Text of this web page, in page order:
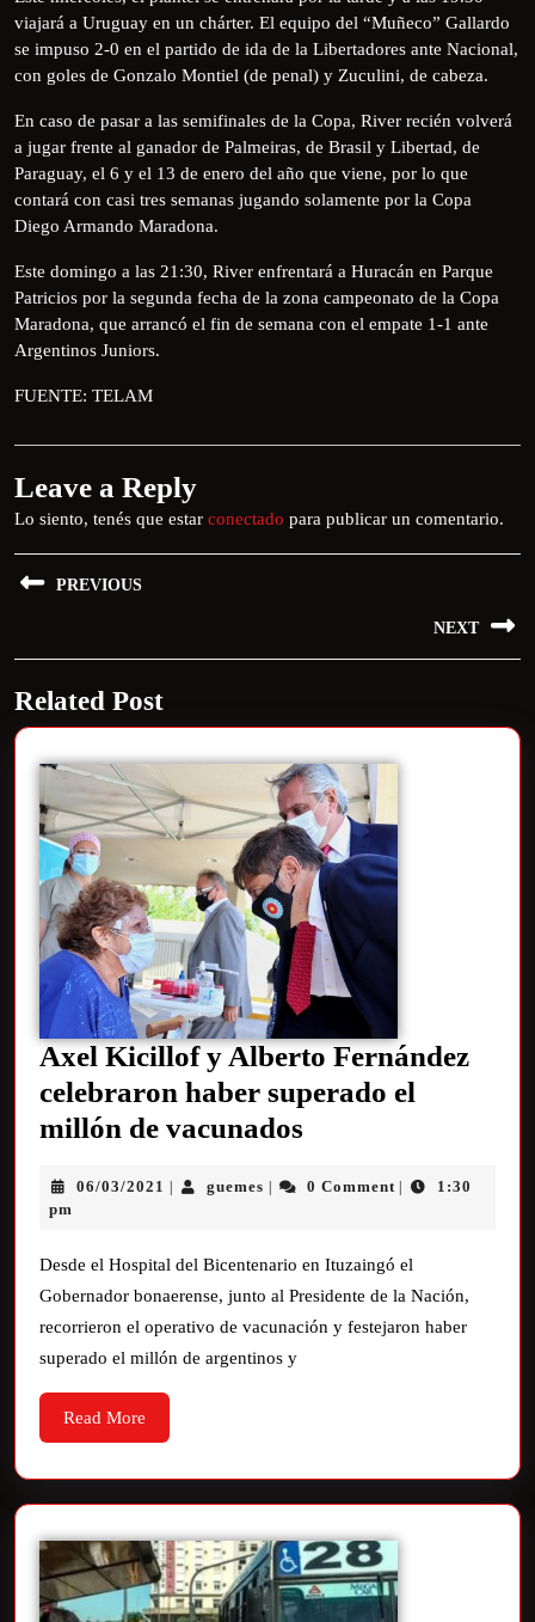
viajará a Uruguay en un chárter. El equipo del “Muñeco” Gallardo
se impuso 2-0 en el partido de ida de la Libertadores ante Nacional,
con goles de Gonzalo Montiel (de penal) y Zuculini, de cabeza.
En caso de pasar a las semifinales de la Copa, River recién volverá
a jugar frente al ganador de Palmeiras, de Brasil y Libertad, de
Paraguay, el 6 y el 13 de enero del año que viene, por lo que
contará con casi tres semanas jugando solamente por la Copa
Diego Armando Maradona.
Este domingo a las 21:30, River enfrentará a Huracán en Parque
Patricios por la segunda fecha de la zona campeonato de la Copa
Maradona, que arrancó el fin de semana con el empate 1-1 ante
Argentinos Juniors.
FUENTE: TELAM
Leave a Reply
Lo siento, tenés que estar conectado para publicar un comentario.
PREVIOUS
NEXT
Related Post
Axel Kicillof y Alberto Fernández
celebraron haber superado el
millón de vacunados
06/03/2021 | guemes | 0 Comment |
1:30
pm
Desde el Hospital del Bicentenario en Ituzaingó el
Gobernador bonaerense, junto al Presidente de la Nación,
recorrieron el operativo de vacunación y festejaron haber
superado el millón de argentinos y
Read More